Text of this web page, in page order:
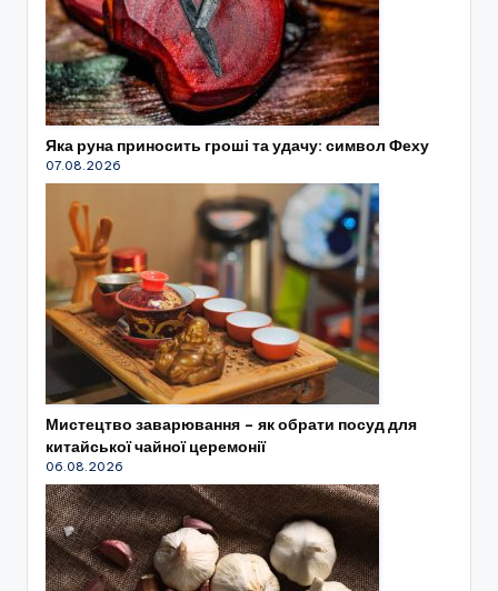
Яка руна приносить гроші та удачу: символ Феху
07.08.2026
Мистецтво заварювання – як обрати посуд для
китайської чайної церемонії
06.08.2026